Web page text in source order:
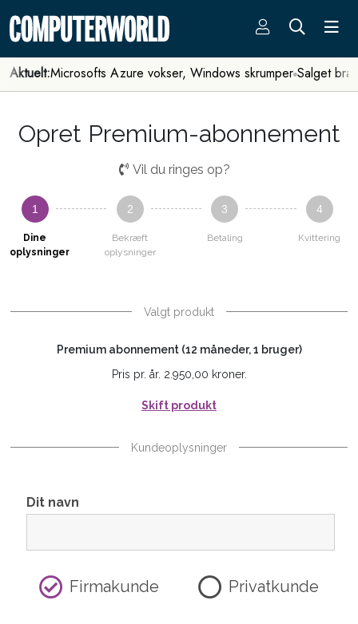
Aktuelt:Microsofts Azure vokser, Windows skrumper Salget
Opret Premium-abonnement
Vil du ringes op?
1
Dine
oplysninger
2
Bekræft
oplysninger
3
Betaling
4
Kvittering
Valgt produkt
Premium abonnement (12 måneder, 1 bruger)
Pris pr. år. 2.950,00 kroner.
Skift produkt
Kundeoplysninger
Dit navn
Firmakunde Privatkunde